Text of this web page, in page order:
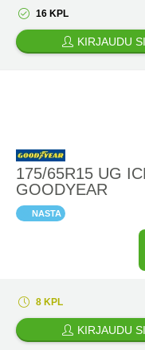
16 KPL
KIRJAUDU
175/65R15 UG
GOODYEAR
NASTA
8 KPL
KIRJAUDU